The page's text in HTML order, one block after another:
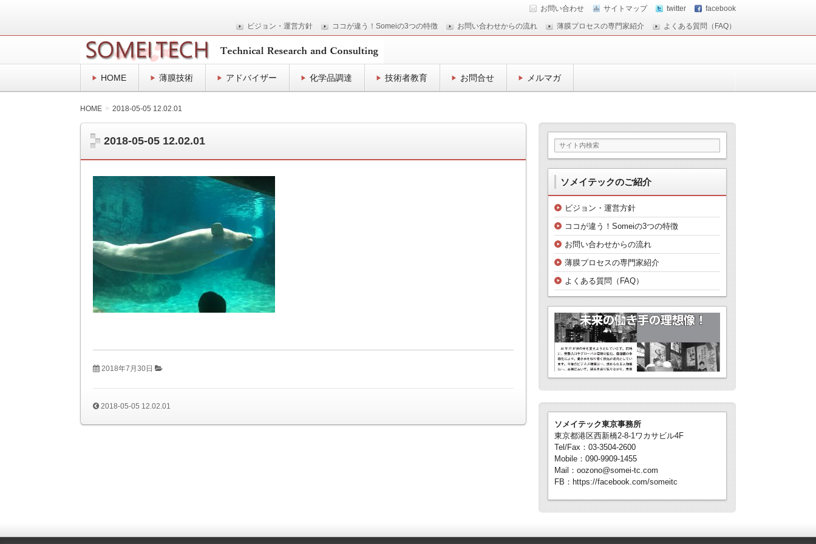
お問い合わせ サイトマップ twitter facebook
ビジョン・運営方針 ココが違う！Someiの3つの特徴 お問い合わせからの流れ 薄膜プロセスの専門家紹介 よくある質問（FAQ）
SOMEITEC
表面プロセスの技術士事務所
HOME 薄膜技術 アドバイザー 化学品調達 技術者教育 お問合せ メルマガ
HOME 2018-05-05 12.02.01
2018-05-05 12.02.01
2018年7月30日
2018-05-05 12.02.01
ソメイテックのご紹介
ビジョン・運営方針
ココが違う！Someiの3つの特徴
お問い合わせからの流れ
薄膜プロセスの専門家紹介
よくある質問（FAQ）
ソメイテック東京事務所
東京都港区西新橋2-8-1ワカサビル4F
Tel/Fax：03-3504-2600
Mobile：090-9909-1455
Mail：oozono@somei-tc.com
FB：https://facebook.com/someitc